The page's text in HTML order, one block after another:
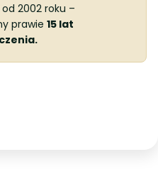
od 2002 roku –
prawie 15 lat